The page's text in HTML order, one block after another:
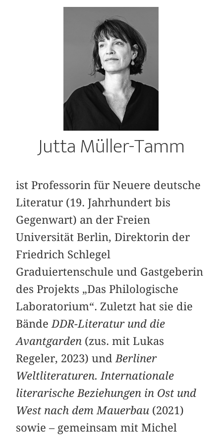
Jutta Müller-Tamm
ist Professorin für Neuere deutsche
Literatur (19. Jahrhundert bis
Gegenwart) an der Freien
Universität Berlin, Direktorin der
Friedrich Schlegel
Graduiertenschule und Gastgeberin
des Projekts „Das Philologische
Laboratorium“. Zuletzt hat sie die
BändeDDR-Literatur und die
Avantgarden (zus. mit Lukas
Regeler, 2023) undBerliner
Weltliteraturen. Internationale
literarische Beziehungen in Ost und
West nach dem Mauerbau (2021)
sowie – gemeinsam mit Michel